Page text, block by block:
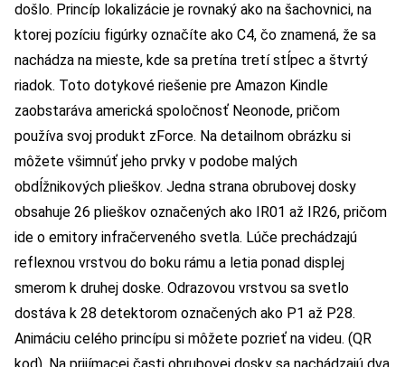
došlo. Princíp lokalizácie je rovnaký ako na šachovnici, na
ktorej pozíciu figúrky označíte ako C4, čo znamená, že sa
nachádza na mieste, kde sa pretína tretí stĺpec a štvrtý
riadok. Toto dotykové riešenie pre Amazon Kindle
zaobstaráva americká spoločnosť Neonode, pričom
používa svoj produkt zForce. Na detailnom obrázku si
môžete všimnúť jeho prvky v podobe malých
obdĺžnikových plieškov. Jedna strana obrubovej dosky
obsahuje 26 plieškov označených ako IR01 až IR26, pričom
ide o emitory infračerveného svetla. Lúče prechádzajú
reflexnou vrstvou do boku rámu a letia ponad displej
smerom k druhej doske. Odrazovou vrstvou sa svetlo
dostáva k 28 detektorom označených ako P1 až P28.
Animáciu celého princípu si môžete pozrieť na videu. (QR